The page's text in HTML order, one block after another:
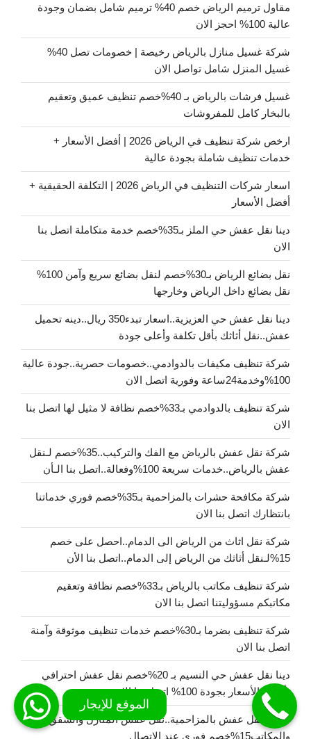
مقاول ترميم الرياض خصم 40% ترميم شامل بضمان وجودة
عالية 100% احجز الان
شركة غسيل منازل بالرياض رخيصة | خصومات تصل 40%
غسيل المنزل شامل تواصل الان
غسيل فرشات بالرياض بـ 40%خصم تنظيف عميق وتعقيم
بالبخار كامل للمفروشات
ارخص شركة تنظيف في الرياض 2026 | أفضل الأسعار +
خدمات تنظيف شاملة بجودة عالية
اسعار شركات التنظيف في الرياض 2026 | التكلفة الحقيقية +
أفضل الأسعار
دينا نقل عفش حي الملز بـ35%خصم خدمة متكاملة اتصل بنا
الان
نقل بضائع الرياض بـ30%خصم لنقل بضائع سريع وآمن 100%
نقل بضائع داخل الرياض وخارجها
دينا نقل عفش حي العزيزية..اسعار تبدء350 ريال..دينه تحميل
عفش..نقل أثاثك بأقل تكلفة وأعلى جودة
شركة تنظيف مكيفات بالدوادمي..خصومات حصرية..جودة عالية
100%وخدمة24ساعة وفورية اتصل الان
شركة تنظيف بالدوادمي بـ33%خصم نظافة لا مثيل لها اتصل بنا
الان
شركة نقل عفش بالرياض مع الفك والتركيب..35%خصم لـنقل
عفش بالرياض..خدمات سريعة 100%وفعالة..اتصل بنا الـأن
شركة مكافحة حشرات بالمزاحمية بـ35%خصم فوري خدماتنا
بانتظارك اتصل بنا الان
شركة نقل اثاث من الرياض الى الدمام..احصل على خصم
15%لـنقل أثاثك من الرياض إلى الدمام..اتصل بنا الأن
شركة تنظيف مكاتب بالرياض بـ33%خصم نظافة وتعقيم
مكاتبكم مسؤوليتنا اتصل بنا الان
شركة تنظيف بضرما بـ30%خصم خدمات تنظيف موثوقة وآمنة
اتصل بنا الان
دينا نقل عفش حي النسيم بـ 20%خصم نقل عفش احترافي
بأفضل الأسعار بجودة 100% اتصل بنا الان
شركة نقل عفش بالمزاحمية..نقل عفش المنازل والشقق
والمكاتب15%خصم فوري عند الاتصال